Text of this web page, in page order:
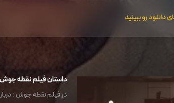
رو ببینید
داستان فیلم نقطه جوش
در فیلم نقطه جوش :